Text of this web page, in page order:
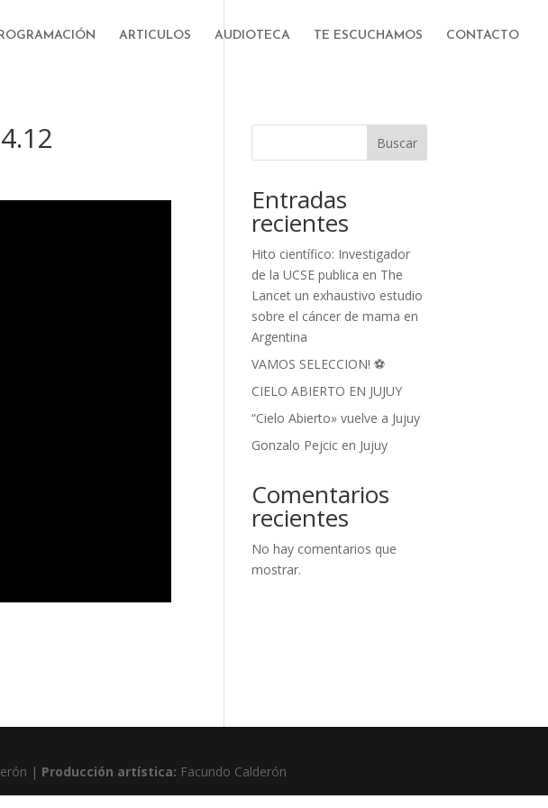
ARTICULOS AUDIOTECA TE ESCUCHAMOS CONTACTO
Buscar
Entradas
recientes
Hito científico: Investigador
de la UCSE publica en The
Lancet un exhaustivo estudio
sobre el cáncer de mama en
Argentina
VAMOS SELECCION! ⚽
CIELO ABIERTO EN JUJUY
“Cielo Abierto» vuelve a Jujuy
Gonzalo Pejcic en Jujuy
Comentarios
recientes
No hay comentarios que
mostrar.
| Producción artística: Facundo Calderón